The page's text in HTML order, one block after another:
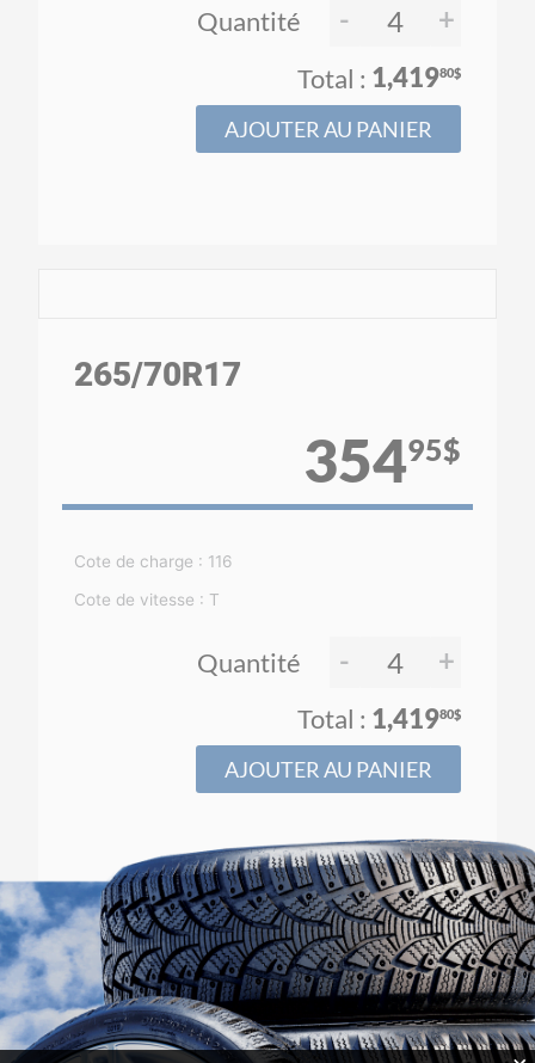
Quantité - +
1,41980$
AJOUTER AU PANIER
265/70R17
35495$
Cote de charge : 116
Cote de vitesse : T
Quantité - +
1,41980$
AJOUTER AU PANIER